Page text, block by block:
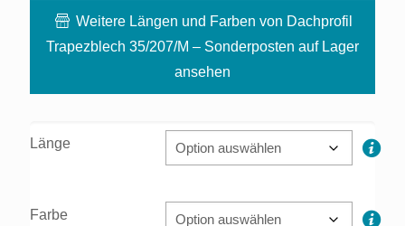
Weitere Längen und Farben von Dachprofil
Trapezblech 35/207/M – Sonderposten auf Lager
ansehen
Länge
Farbe